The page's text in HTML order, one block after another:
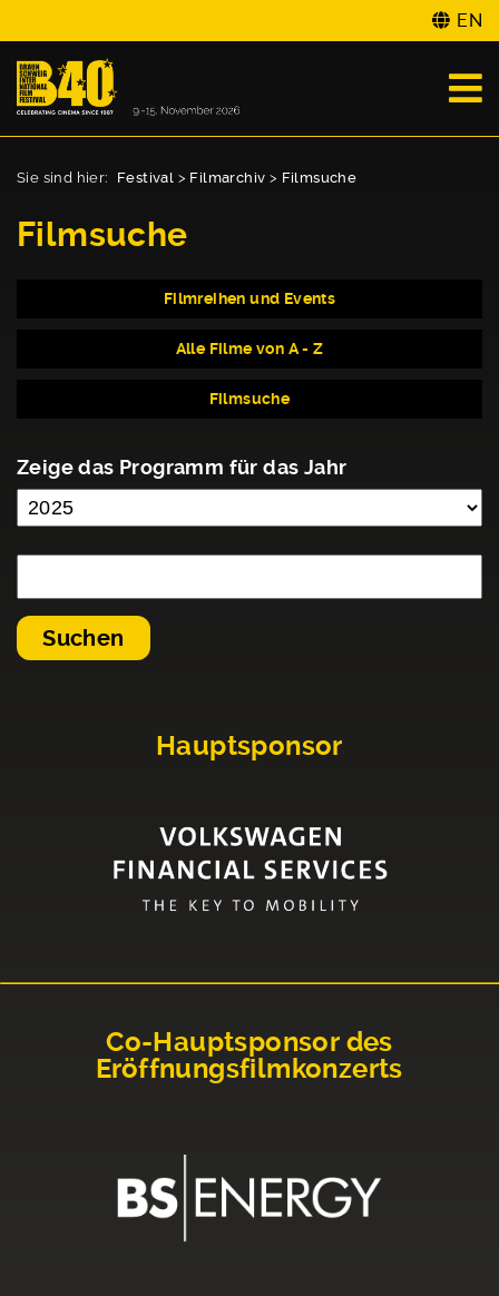
EN
Sie sind hier: Festival > Filmarchiv > Filmsuche
Filmsuche
Filmreihen und Events
Alle Filme von A - Z
Filmsuche
Zeige das Programm für das Jahr
Hauptsponsor
Co-Hauptsponsor des
Eröffnungsfilmkonzerts